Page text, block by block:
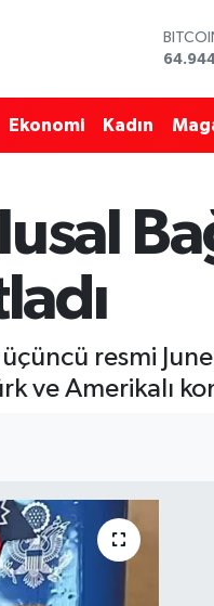
DOLAR
EURO
STERLİN
13.779
Ekonomi Kadın
resmi
ve Amerikalı